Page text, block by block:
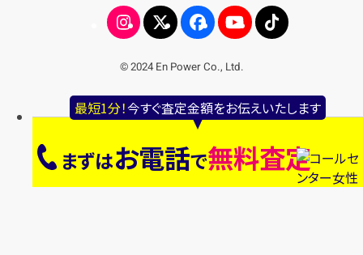
最短1分！今すぐ査定金額をお伝えいたします
まずはお電話で無料査定
© 2024 En Power Co., Ltd.